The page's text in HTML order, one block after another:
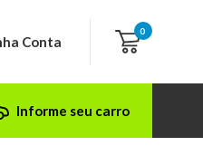
Conta
0
Informe seu carro